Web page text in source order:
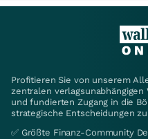
Profitieren Sie von unserem
zentralen
und fundierten Zugang in die
strategische Entscheidungen
✅ Größte Finanz-Community